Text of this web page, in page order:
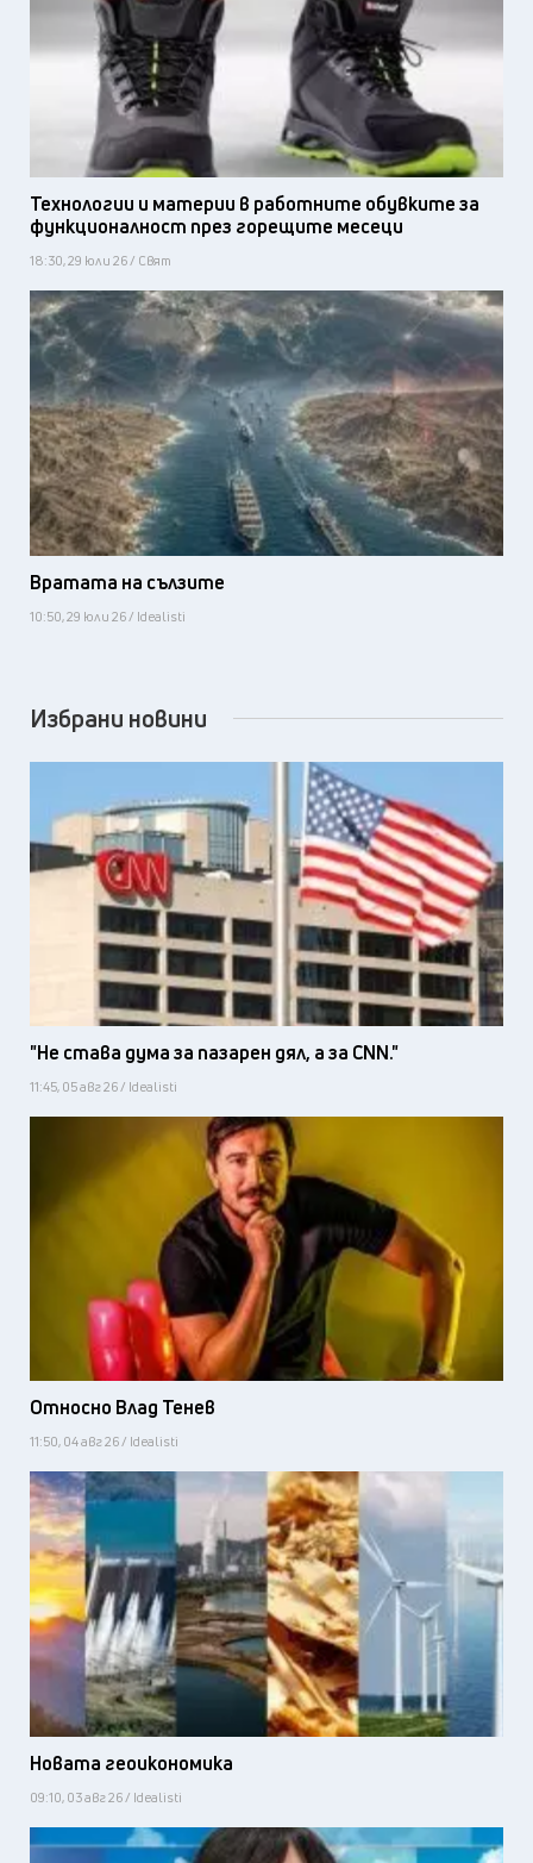
Технологии и материи в работните обувките за
функционалност през горещите месеци
18:30, 29 юли 26 / Свят
Вратата на сълзите
10:50, 29 юли 26 / Idealisti
Избрани новини
"Не става дума за пазарен дял, а за CNN."
11:45, 05 авг 26 / Idealisti
Относно Влад Тенев
11:50, 04 авг 26 / Idealisti
Новата геоикономика
09:10, 03 авг 26 / Idealisti